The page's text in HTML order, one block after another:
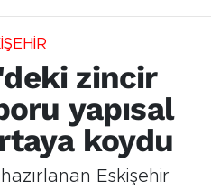
zincir
yapısal
koydu
Eskişehir